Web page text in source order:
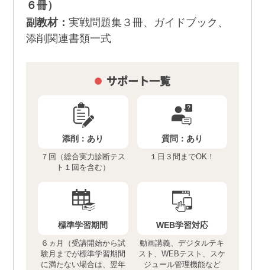
６冊）
副教材：実戦問題集３冊、ガイドブック、
添削関連書類一式
サポート一覧
添削： あり
７回（総合実力診断テス
ト１回を含む）
質問： あり
１日３問までOK！
標準学習期間
６ヵ月（受講開始から試
験月までが標準学習期間
に満たない場合は、翌年
WEB学習対応
動画講義、デジタルテキ
スト、WEBテスト、スケ
ジュール管理機能など